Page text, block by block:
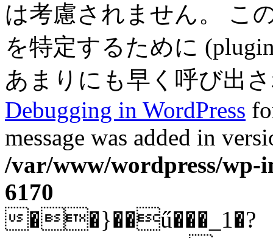
は考慮されません。 こ
を特定するために
あまりにも早く呼び出さ
Debugging in WordPress
message was added in
/var/www/wordpress/wp-
6170
��}��ű���_1�?